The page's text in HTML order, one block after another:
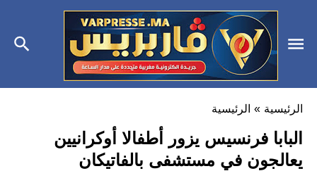
الرئيسية » الرئيسية
البابا فرنسيس يزور أطفالا أوكرانيين
يعالجون في مستشفى بالفاتيكان